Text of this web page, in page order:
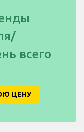
всего
ЦЕНУ